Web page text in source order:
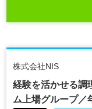
株式会社NIS
経験を活かせる調
ム上場グループ